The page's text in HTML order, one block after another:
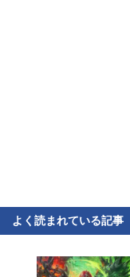
よく読まれている記事